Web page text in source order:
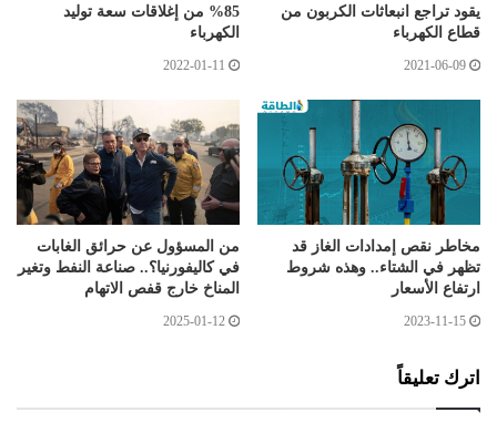
يقود تراجع انبعاثات الكربون من
قطاع الكهرباء
2021-06-09
85% من إغلاقات سعة توليد
الكهرباء
2022-01-11
مخاطر نقص إمدادات الغاز قد
تظهر في الشتاء.. وهذه شروط
ارتفاع الأسعار
2023-11-15
من المسؤول عن حرائق الغابات
في كاليفورنيا؟.. صناعة النفط وتغير
المناخ خارج قفص الاتهام
2025-01-12
اترك تعليقاً